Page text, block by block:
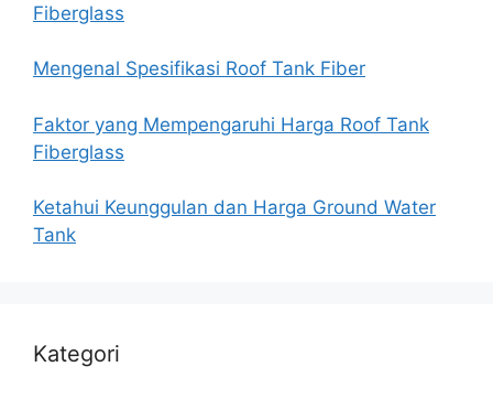
Fiberglass
Mengenal Spesifikasi Roof Tank Fiber
Faktor yang Mempengaruhi Harga Roof Tank
Fiberglass
Ketahui Keunggulan dan Harga Ground Water
Tank
Kategori